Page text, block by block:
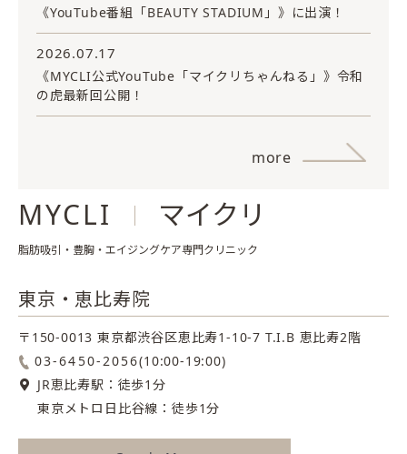
《YouTube番組「BEAUTY STADIUM」》に出演！
2026.07.17
《MYCLI公式YouTube「マイクリちゃんねる」》令和
の虎最新回公開！
more
MYCLI マイクリ
脂肪吸引・豊胸・エイジングケア専門クリニック
東京・恵比寿院
〒150-0013 東京都渋谷区恵比寿1-10-7 T.I.B 恵比寿2階
03-6450-2056(10:00-19:00)
JR恵比寿駅：徒歩1分
東京メトロ日比谷線：徒歩1分